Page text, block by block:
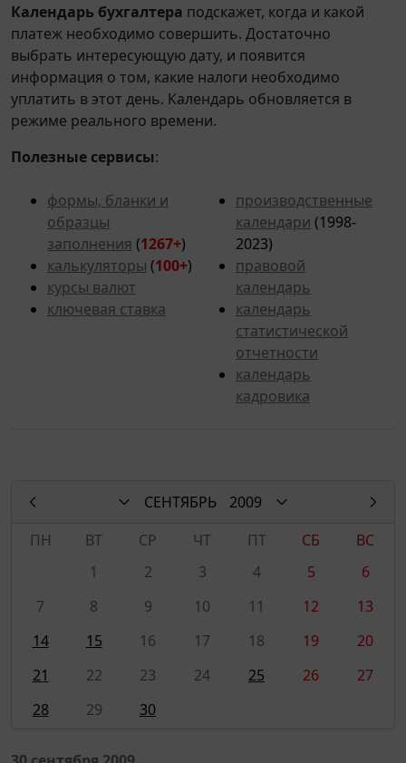
Календарь бухгалтера подскажет, когда и какой
платеж необходимо совершить. Достаточно
выбрать интересующую дату, и появится
информация о том, какие налоги необходимо
уплатить в этот день. Календарь обновляется в
режиме реального времени.
Полезные сервисы:
формы, бланки и
образцы
заполнения (1267+)
калькуляторы (100+)
курсы валют
ключевая ставка
производственные
календари (1998-
2023)
правовой
календарь
календарь
статистической
отчетности
календарь
кадровика
СЕНТЯБРЬ
2009
ПН
ВТ СР ЧТ ПТ СБ
ВС
1
2 3 4 5
6
7
8 9 10 11 12
13
14
15 16 17 18 19
20
21
22 23 24 25 26
27
28
29 30